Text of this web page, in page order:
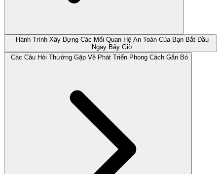
Hành Trình Xây Dựng Các Mối Quan Hệ An Toàn Của Bạn Bắt Đầu
Ngay Bây Giờ
Các Câu Hỏi Thường Gặp Về Phát Triển Phong Cách Gắn Bó